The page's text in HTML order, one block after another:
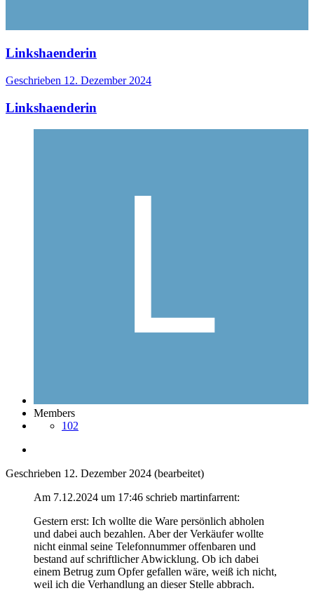
Linkshaenderin
Geschrieben 12. Dezember 2024
Linkshaenderin
Members
102
Geschrieben 12. Dezember 2024 (bearbeitet)
Am 7.12.2024 um 17:46 schrieb martinfarrent:
Gestern erst: Ich wollte die Ware persönlich abholen
und dabei auch bezahlen. Aber der Verkäufer wollte
nicht einmal seine Telefonnummer offenbaren und
bestand auf schriftlicher Abwicklung. Ob ich dabei
einem Betrug zum Opfer gefallen wäre, weiß ich nicht,
weil ich die Verhandlung an dieser Stelle abbrach.